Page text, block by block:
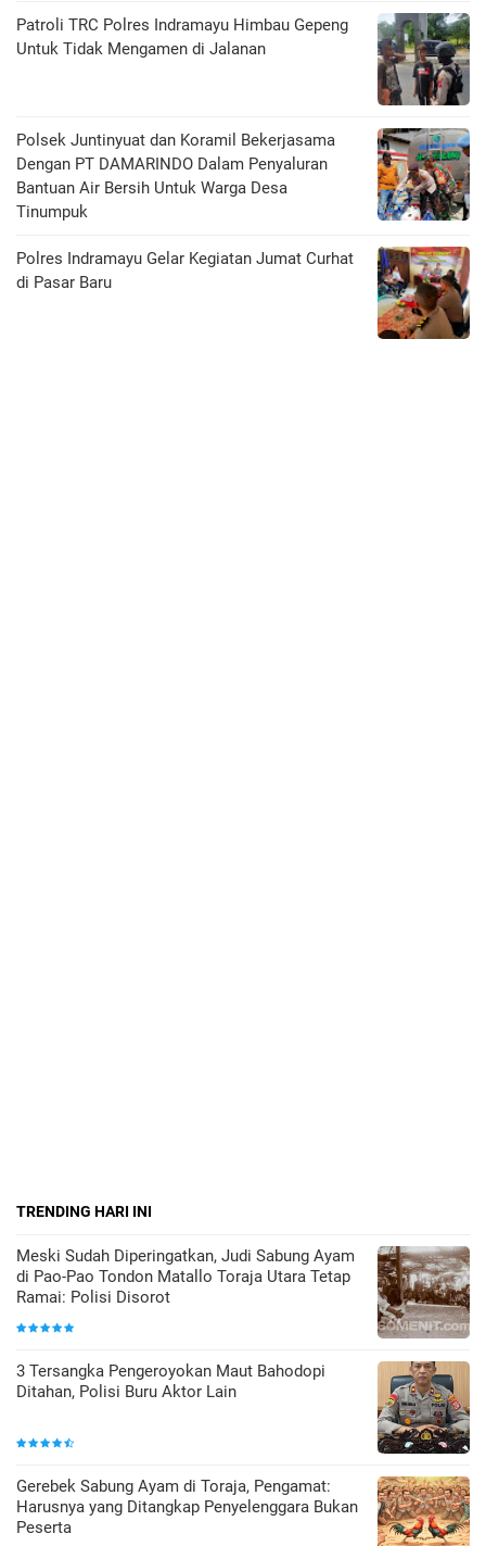
Patroli TRC Polres Indramayu Himbau Gepeng
Untuk Tidak Mengamen di Jalanan
Polsek Juntinyuat dan Koramil Bekerjasama
Dengan PT DAMARINDO Dalam Penyaluran
Bantuan Air Bersih Untuk Warga Desa
Tinumpuk
Polres Indramayu Gelar Kegiatan Jumat Curhat
di Pasar Baru
TRENDING HARI INI
Meski Sudah Diperingatkan, Judi Sabung Ayam
di Pao-Pao Tondon Matallo Toraja Utara Tetap
Ramai: Polisi Disorot
3 Tersangka Pengeroyokan Maut Bahodopi
Ditahan, Polisi Buru Aktor Lain
Gerebek Sabung Ayam di Toraja, Pengamat:
Harusnya yang Ditangkap Penyelenggara Bukan
Peserta